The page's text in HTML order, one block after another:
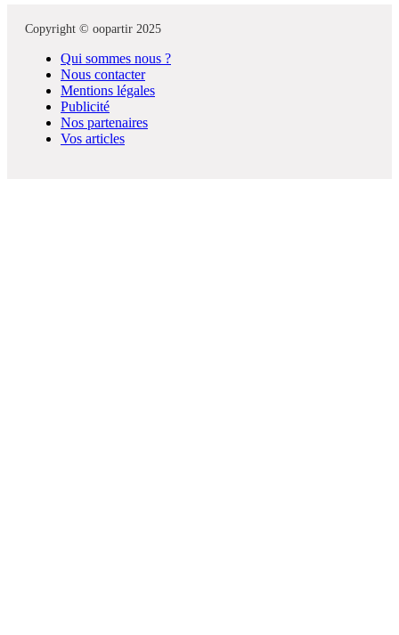
Copyright © oopartir 2025
Qui sommes nous ?
Nous contacter
Mentions légales
Publicité
Nos partenaires
Vos articles